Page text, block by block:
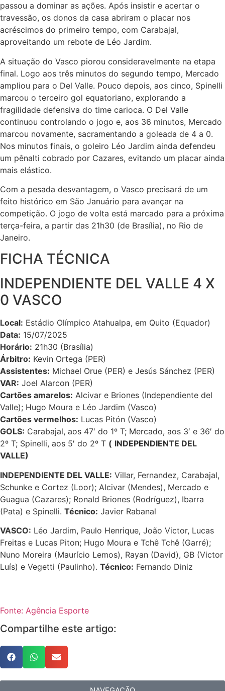
passou a dominar as ações. Após insistir e acertar o
travessão, os donos da casa abriram o placar nos
acréscimos do primeiro tempo, com Carabajal,
aproveitando um rebote de Léo Jardim.
A situação do Vasco piorou consideravelmente na etapa
final. Logo aos três minutos do segundo tempo, Mercado
ampliou para o Del Valle. Pouco depois, aos cinco, Spinelli
marcou o terceiro gol equatoriano, explorando a
fragilidade defensiva do time carioca. O Del Valle
continuou controlando o jogo e, aos 36 minutos, Mercado
marcou novamente, sacramentando a goleada de 4 a 0.
Nos minutos finais, o goleiro Léo Jardim ainda defendeu
um pênalti cobrado por Cazares, evitando um placar ainda
mais elástico.
Com a pesada desvantagem, o Vasco precisará de um
feito histórico em São Januário para avançar na
competição. O jogo de volta está marcado para a próxima
terça-feira, a partir das 21h30 (de Brasília), no Rio de
Janeiro.
FICHA TÉCNICA
INDEPENDIENTE DEL VALLE 4 X
0 VASCO
Local: Estádio Olímpico Atahualpa, em Quito (Equador)
Data: 15/07/2025
Horário: 21h30 (Brasília)
Árbitro: Kevin Ortega (PER)
Assistentes: Michael Orue (PER) e Jesús Sánchez (PER)
VAR: Joel Alarcon (PER)
Cartões amarelos: Alcivar e Briones (Independiente del
Valle); Hugo Moura e Léo Jardim (Vasco)
Cartões vermelhos: Lucas Pitón (Vasco)
GOLS: Carabajal, aos 47′ do 1º T; Mercado, aos 3′ e 36′ do
2º T; Spinelli, aos 5′ do 2º T ( INDEPENDIENTE DEL
VALLE)
INDEPENDIENTE DEL VALLE: Villar, Fernandez, Carabajal,
Schunke e Cortez (Loor); Alcivar (Mendes), Mercado e
Guagua (Cazares); Ronald Briones (Rodríguez), Ibarra
(Pata) e Spinelli. Técnico: Javier Rabanal
VASCO: Léo Jardim, Paulo Henrique, João Victor, Lucas
Freitas e Lucas Piton; Hugo Moura e Tchê Tchê (Garré);
Nuno Moreira (Maurício Lemos), Rayan (David), GB (Victor
Luís) e Vegetti (Paulinho). Técnico: Fernando Diniz
Fonte: Agência Esporte
Compartilhe este artigo: